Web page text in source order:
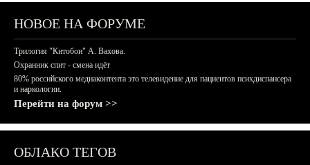
НОВОЕ НА ФОРУМЕ
Трилогия "Китобои" А. Вахова.
Охранник спит - смена идёт
80% российского медиаконтента это телевидение для пациентов психдиспансера
и наркологии.
Перейти на форум >>
ОБЛАКО ТЕГОВ